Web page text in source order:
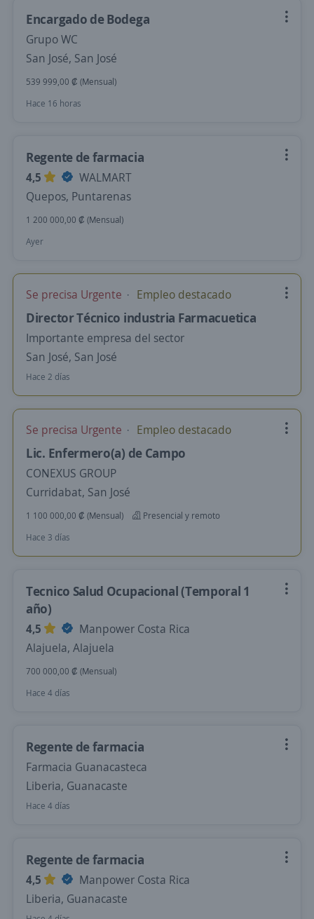
Encargado de Bodega
Grupo WC
San José, San José
539 999,00 ₡ (Mensual)
Hace 16 horas
Regente de farmacia
4,5
WALMART
Quepos, Puntarenas
1 200 000,00 ₡ (Mensual)
Ayer
Se precisa Urgente Empleo destacado
Director Técnico industria Farmacuetica
Importante empresa del sector
San José, San José
Hace 2 días
Se precisa Urgente Empleo destacado
Lic. Enfermero(a) de Campo
CONEXUS GROUP
Curridabat, San José
1 100 000,00 ₡ (Mensual)
Presencial y remoto
Hace 3 días
Tecnico Salud Ocupacional (Temporal 1
año)
4,5
Manpower Costa Rica
Alajuela, Alajuela
700 000,00 ₡ (Mensual)
Hace 4 días
Regente de farmacia
Farmacia Guanacasteca
Liberia, Guanacaste
Hace 4 días
Regente de farmacia
4,5
Manpower Costa Rica
Liberia, Guanacaste